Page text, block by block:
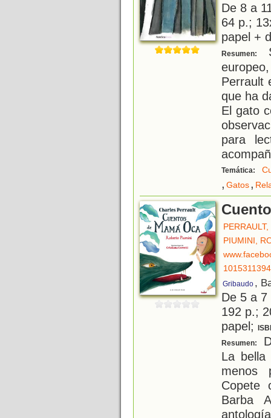
De 8 a
64 p.;
papel +
Resumen:
Perrault
que ha
El gato
para
Temática:
, Gatos,
PIUMINI,
Gribaudo ,
De 5 a
192 p.;
papel;
Resumen:
La bella
menos
Copete
Barba